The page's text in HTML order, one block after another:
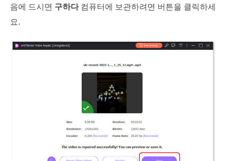
음에 드시면 구하다컴퓨터에 보관하려면 버튼을 클릭하세
요.